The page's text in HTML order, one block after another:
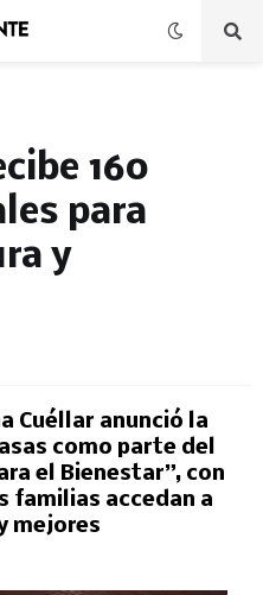
160
para
y
Cuéllar anunció la
como parte del
el Bienestar”, con
familias accedan a
mejores